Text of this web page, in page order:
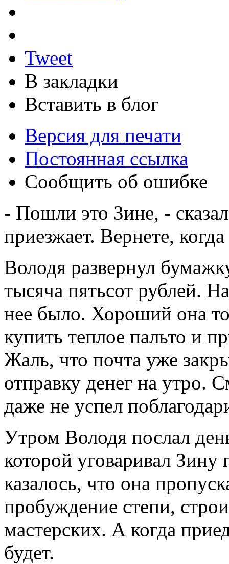
Tweet
В закладки
Вставить в блог
Версия для печати
Постоянная ссылка
Сообщить об ошибке
- Пошли это Зине, -
приезжает. Вернете,
Володя развернул
тысяча пятьсот рублей.
нее было. Хороший она
купить теплое пальто и
Жаль, что почта уже
отправку денег на
даже не успел
Утром Володя послал
которой уговаривал
казалось, что она
пробуждение степи,
мастерских. А когда
будет.